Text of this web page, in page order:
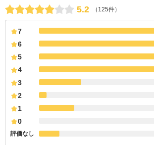
5.2 （125件）
7
6
5
4
3
2
1
0
評価なし